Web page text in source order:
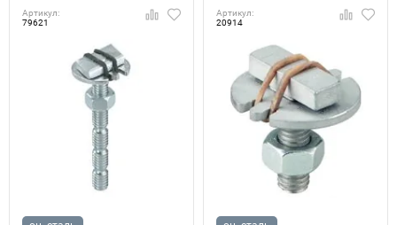
Артикул:
79621
Артикул:
20914